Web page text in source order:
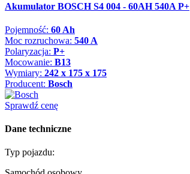
Akumulator BOSCH S4 004 - 60AH 540A P+
Pojemność: 60 Ah
Moc rozruchowa: 540 A
Polaryzacja: P+
Mocowanie: B13
Wymiary: 242 x 175 x 175
Producent: Bosch
Sprawdź cenę
Dane techniczne
Typ pojazdu: